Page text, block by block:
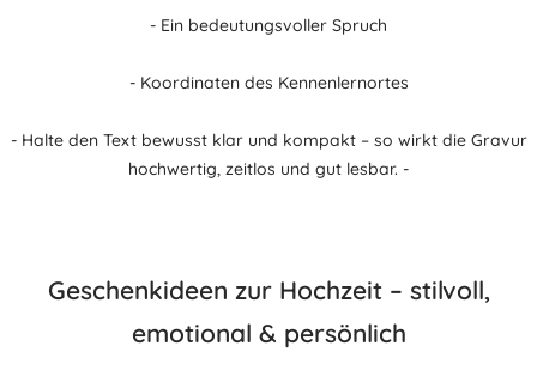
- Ein bedeutungsvoller Spruch
- Koordinaten des Kennenlernortes
- Halte den Text bewusst klar und kompakt – so wirkt die Gravur
hochwertig, zeitlos und gut lesbar. -
Geschenkideen zur Hochzeit – stilvoll,
emotional & persönlich